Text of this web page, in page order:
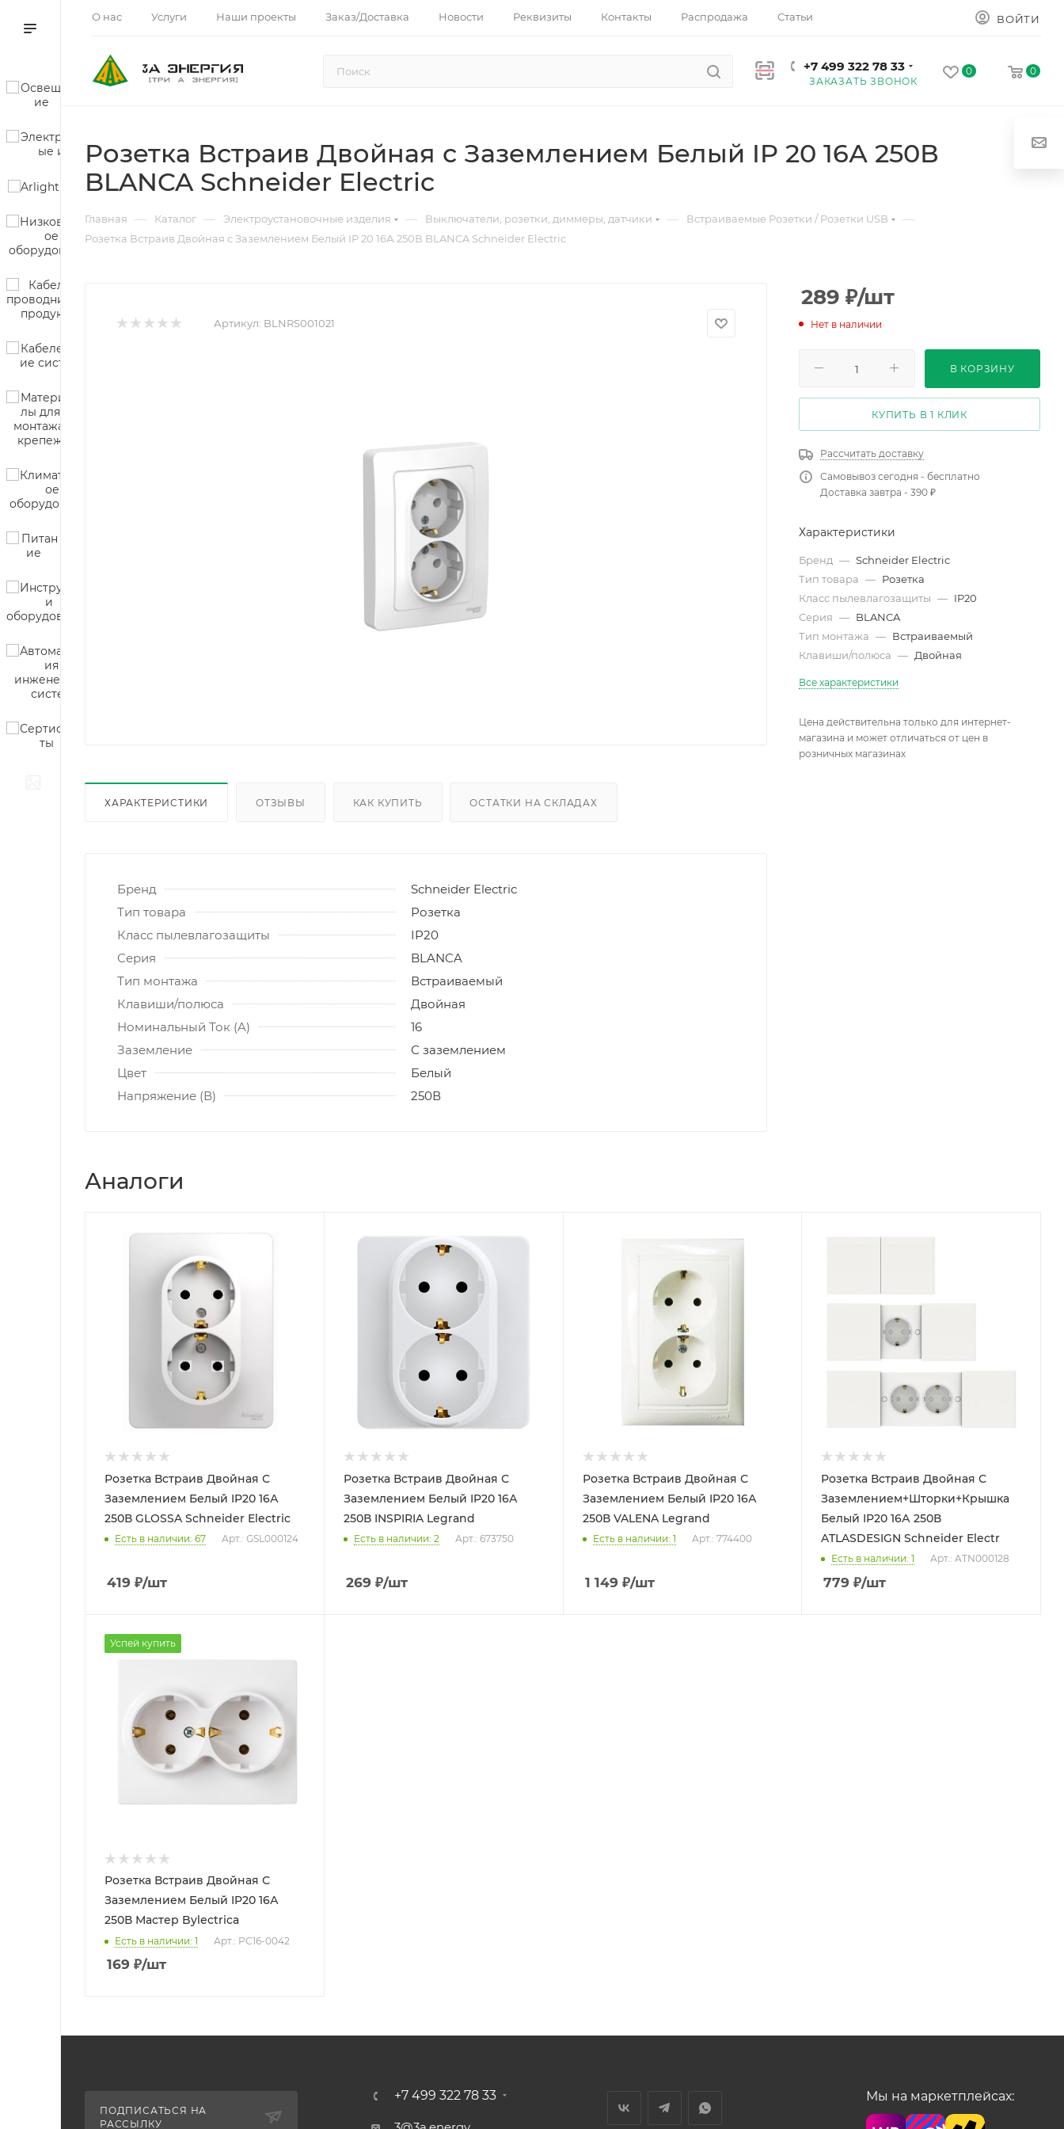
О нас Услуги Наши проекты Заказ/Доставка Новости Реквизиты Контакты Распродажа Статьи ВОЙТИ
+7 499 322 78 33
ЗАКАЗАТЬ ЗВОНОК
0 0
Розетка Встраив Двойная с Заземлением Белый IP 20 16А 250В
BLANCA Schneider Electric
Главная — Каталог — Электроустановочные изделия — Выключатели, розетки, диммеры, датчики — Встраиваемые Розетки / Розетки USB —
Розетка Встраив Двойная с Заземлением Белый IP 20 16А 250В BLANCA Schneider Electric
Артикул: BLNRS001021
ХАРАКТЕРИСТИКИ ОТЗЫВЫ КАК КУПИТЬ ОСТАТКИ НА СКЛАДАХ
Бренд
Schneider Electric
Тип товара
Розетка
Класс пылевлагозащиты
IP20
Серия
BLANCA
Тип монтажа
Встраиваемый
Клавиши/полюса
Двойная
Номинальный Ток (A)
16
Заземление
С заземлением
Цвет
Белый
Напряжение (В)
250В
289 ₽/шт
Нет в наличии
В КОРЗИНУ
КУПИТЬ В 1 КЛИК
Рассчитать доставку
Самовывоз сегодня - бесплатно
Доставка завтра - 390 ₽
Характеристики
Бренд — Schneider Electric
Тип товара — Розетка
Класс пылевлагозащиты — IP20
Серия — BLANCA
Тип монтажа — Встраиваемый
Клавиши/полюса — Двойная
Все характеристики
Цена действительна только для интернет-
магазина и может отличаться от цен в
розничных магазинах
Аналоги
Розетка Встраив Двойная С
Заземлением Белый IP20 16А
250В GLOSSA Schneider Electric
Есть в наличии: 67 Арт.: GSL000124
419 ₽/шт
Розетка Встраив Двойная С
Заземлением Белый IP20 16А
250В INSPIRIA Legrand
Есть в наличии: 2 Арт.: 673750
269 ₽/шт
Розетка Встраив Двойная С
Заземлением Белый IP20 16А
250В VALENA Legrand
Есть в наличии: 1 Арт.: 774400
1 149 ₽/шт
Розетка Встраив Двойная С
Заземлением+Шторки+Крышка
Белый IP20 16А 250В
ATLASDESIGN Schneider Electr
Есть в наличии: 1 Арт.: ATN000128
779 ₽/шт
Успей купить
Розетка Встраив Двойная С
Заземлением Белый IP20 16А
250В Мастер Bylectrica
Есть в наличии: 1 Арт.: РС16-0042
169 ₽/шт
ПОДПИСАТЬСЯ НА
РАССЫЛКУ
+7 499 322 78 33 Мы на маркетплейсах: